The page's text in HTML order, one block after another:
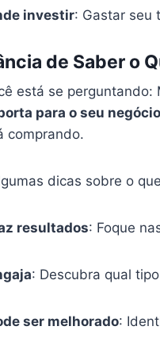
investir: Gastar seu
de Saber o
está se
para o seu negócio
comprando.
dicas sobre o
resultados: Foque
: Descubra qual
ser melhorado: